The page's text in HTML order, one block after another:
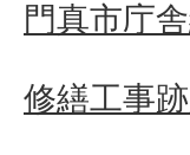
門真市庁
修繕工事